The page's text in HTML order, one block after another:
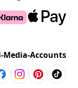
Media-Accounts